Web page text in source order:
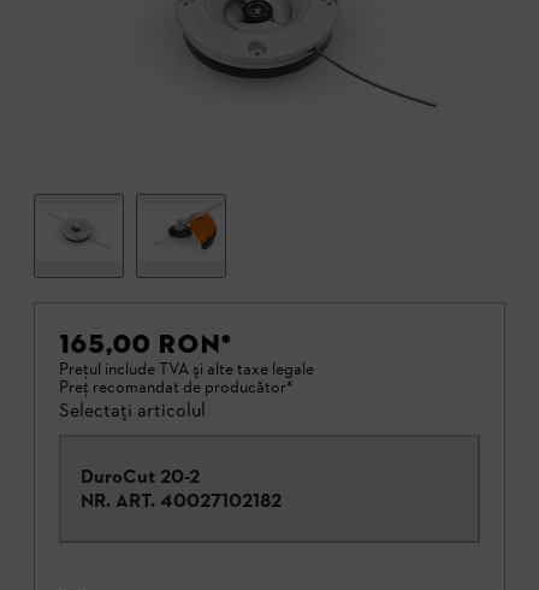
165,00 RON*
Preţul include TVA şi alte taxe legale
Preţ recomandat de producător*
Selectați articolul
DuroCut 20-2
NR. ART. 40027102182